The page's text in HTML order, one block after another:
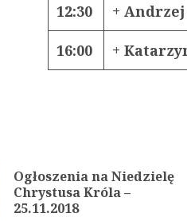
12:30 +
16:00 +
Ogłoszenia na Niedzielę
Chrystusa Króla –
25.11.2018